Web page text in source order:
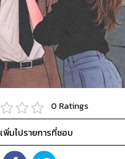
0 Ratings
เพิ่มไปรายการที่ชอบ